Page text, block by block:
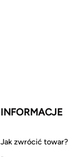
INFORMACJE
Jak zwrócić towar?